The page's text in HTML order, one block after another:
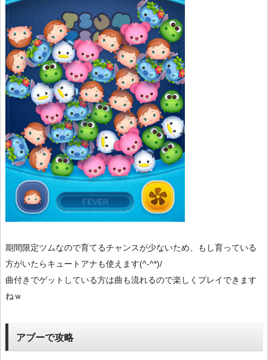
期間限定ツムなので育てるチャンスが少ないため、もし育っている
方がいたらキュートアナも使えます(^-^*)/
曲付きでゲットしている方は曲も流れるので楽しくプレイできます
ねｗ
アブーで攻略